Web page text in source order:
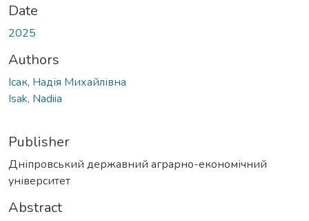
Date
2025
Authors
Ісак, Надія Михайлівна
Isak, Nadiia
Publisher
Дніпровський державний аграрно-економічний
університет
Abstract